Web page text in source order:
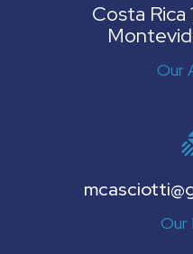
Costa Rica
Our
Our